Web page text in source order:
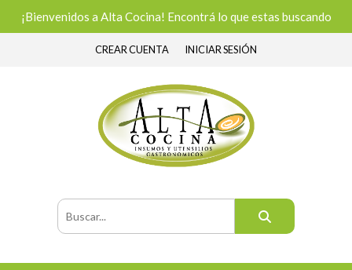
¡Bienvenidos a Alta Cocina! Encontrá lo que estas buscando
CREAR CUENTA INICIAR SESIÓN